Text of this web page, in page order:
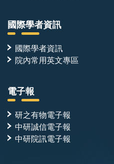
國際學者資訊
國際學者資訊
院內常用英文專區
電子報
研之有物電子報
中研誠信電子報
中研院訊電子報